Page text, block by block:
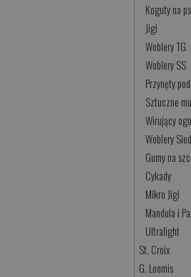
Koguty na
Jigi
Woblery TG
Woblery SS
Przynęty
Sztuczne
Wirujący
Woblery
Gumy na
Cykady
Mikro Jigi
Mandula i
Ultralight
St. Croix
G. Loomis